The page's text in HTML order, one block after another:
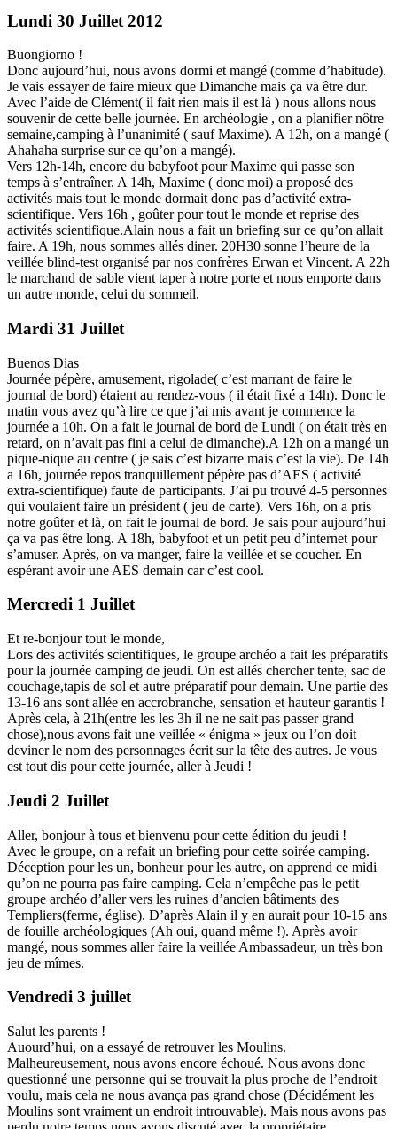
Lundi 30 Juillet 2012
Buongiorno !
Donc aujourd’hui, nous avons dormi et mangé (comme d’habitude).
Je vais essayer de faire mieux que Dimanche mais ça va être dur.
Avec l’aide de Clément( il fait rien mais il est là ) nous allons nous
souvenir de cette belle journée. En archéologie , on a planifier nôtre
semaine,camping à l’unanimité ( sauf Maxime). A 12h, on a mangé (
Ahahaha surprise sur ce qu’on a mangé).
Vers 12h-14h, encore du babyfoot pour Maxime qui passe son
temps à s’entraîner. A 14h, Maxime ( donc moi) a proposé des
activités mais tout le monde dormait donc pas d’activité extra-
scientifique. Vers 16h , goûter pour tout le monde et reprise des
activités scientifique.Alain nous a fait un briefing sur ce qu’on allait
faire. A 19h, nous sommes allés diner. 20H30 sonne l’heure de la
veillée blind-test organisé par nos confrères Erwan et Vincent. A 22h
le marchand de sable vient taper à notre porte et nous emporte dans
un autre monde, celui du sommeil.
Mardi 31 Juillet
Buenos Dias
Journée pépère, amusement, rigolade( c’est marrant de faire le
journal de bord) étaient au rendez-vous ( il était fixé a 14h). Donc le
matin vous avez qu’à lire ce que j’ai mis avant je commence la
journée a 10h. On a fait le journal de bord de Lundi ( on était très en
retard, on n’avait pas fini a celui de dimanche).A 12h on a mangé un
pique-nique au centre ( je sais c’est bizarre mais c’est la vie). De 14h
a 16h, journée repos tranquillement pépère pas d’AES ( activité
extra-scientifique) faute de participants. J’ai pu trouvé 4-5 personnes
qui voulaient faire un président ( jeu de carte). Vers 16h, on a pris
notre goûter et là, on fait le journal de bord. Je sais pour aujourd’hui
ça va pas être long. A 18h, babyfoot et un petit peu d’internet pour
s’amuser. Après, on va manger, faire la veillée et se coucher. En
espérant avoir une AES demain car c’est cool.
Mercredi 1 Juillet
Et re-bonjour tout le monde,
Lors des activités scientifiques, le groupe archéo a fait les préparatifs
pour la journée camping de jeudi. On est allés chercher tente, sac de
couchage,tapis de sol et autre préparatif pour demain. Une partie des
13-16 ans sont allée en accrobranche, sensation et hauteur garantis !
Après cela, à 21h(entre les les 3h il ne ne sait pas passer grand
chose),nous avons fait une veillée « énigma » jeux ou l’on doit
deviner le nom des personnages écrit sur la tête des autres. Je vous
est tout dis pour cette journée, aller à Jeudi !
Jeudi 2 Juillet
Aller, bonjour à tous et bienvenu pour cette édition du jeudi !
Avec le groupe, on a refait un briefing pour cette soirée camping.
Déception pour les un, bonheur pour les autre, on apprend ce midi
qu’on ne pourra pas faire camping. Cela n’empêche pas le petit
groupe archéo d’aller vers les ruines d’ancien bâtiments des
Templiers(ferme, église). D’après Alain il y en aurait pour 10-15 ans
de fouille archéologiques (Ah oui, quand même !). Après avoir
mangé, nous sommes aller faire la veillée Ambassadeur, un très bon
jeu de mîmes.
Vendredi 3 juillet
Salut les parents !
Auourd’hui, on a essayé de retrouver les Moulins.
Malheureusement, nous avons encore échoué. Nous avons donc
questionné une personne qui se trouvait la plus proche de l’endroit
voulu, mais cela ne nous avança pas grand chose (Décidément les
Moulins sont vraiment un endroit introuvable). Mais nous avons pas